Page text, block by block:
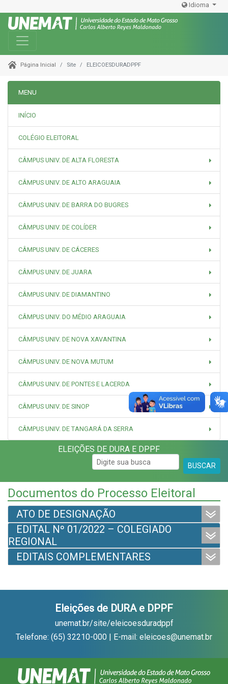
Idioma
Toggle navigation
Página Inicial Site ELEICOESDURADPPF
MENU
INÍCIO
COLÉGIO ELEITORAL
CÂMPUS UNIV. DE ALTA FLORESTA
CÂMPUS UNIV. DE ALTO ARAGUAIA
CÂMPUS UNIV. DE BARRA DO BUGRES
CÂMPUS UNIV. DE COLÍDER
CÂMPUS UNIV. DE CÁCERES
CÂMPUS UNIV. DE JUARA
CÂMPUS UNIV. DE DIAMANTINO
CÂMPUS UNIV. DO MÉDIO ARAGUAIA
CÂMPUS UNIV. DE NOVA XAVANTINA
CÂMPUS UNIV. DE NOVA MUTUM
CÂMPUS UNIV. DE PONTES E LACERDA
CÂMPUS UNIV. DE SINOP
CÂMPUS UNIV. DE TANGARÁ DA SERRA
ELEIÇÕES DE DURA E DPPF
BUSCAR
Documentos do Processo Eleitoral
ATO DE DESIGNAÇÃO
EDITAL Nº 01/2022 – COLEGIADO
REGIONAL
EDITAIS COMPLEMENTARES
Eleições de DURA e DPPF
unemat.br/site/eleicoesduradppf
Telefone: (65) 32210-000 | E-mail: eleicoes@unemat.br